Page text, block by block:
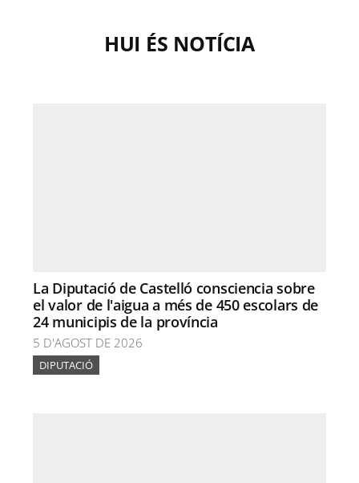
HUI ÉS NOTÍCIA
La Diputació de Castelló consciencia sobre
el valor de l'aigua a més de 450 escolars de
24 municipis de la província
5 D'AGOST DE 2026
DIPUTACIÓ